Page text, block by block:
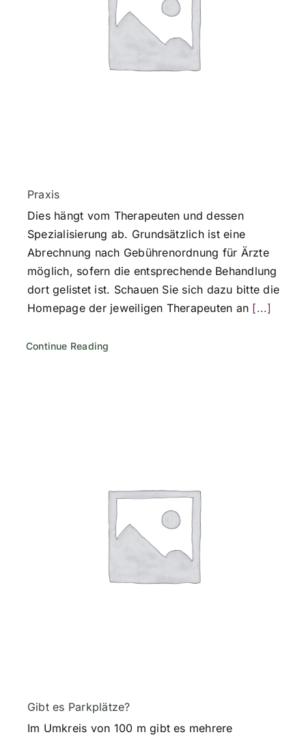
Praxis
Dies hängt vom Therapeuten und dessen
Spezialisierung ab. Grundsätzlich ist eine
Abrechnung nach Gebührenordnung für Ärzte
möglich, sofern die entsprechende Behandlung
dort gelistet ist. Schauen Sie sich dazu bitte die
Homepage der jeweiligen Therapeuten an [...]
Continue Reading
Gibt es Parkplätze?
Im Umkreis von 100 m gibt es mehrere